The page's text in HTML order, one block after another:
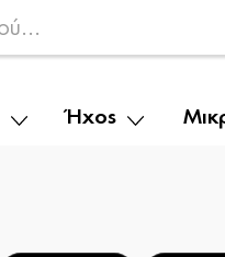
Ήχος